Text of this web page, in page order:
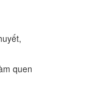
quen